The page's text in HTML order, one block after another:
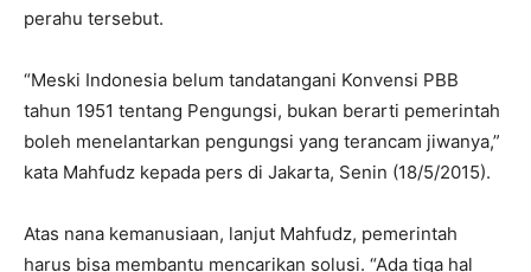
perahu tersebut.
“Meski Indonesia belum tandatangani Konvensi PBB
tahun 1951 tentang Pengungsi, bukan berarti pemerintah
boleh menelantarkan pengungsi yang terancam jiwanya,”
kata Mahfudz kepada pers di Jakarta, Senin (18/5/2015).
Atas nana kemanusiaan, lanjut Mahfudz, pemerintah
harus bisa membantu mencarikan solusi. “Ada tiga hal